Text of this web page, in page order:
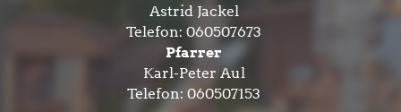
Astrid Jackel
Telefon: 060507673
Pfarrer
Karl-Peter Aul
Telefon: 060507153